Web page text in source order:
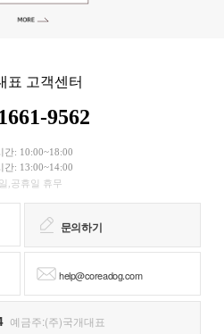
표 고객센터
1661-9562
간: 10:00~18:00
간: 13:00~14:00
,공휴일 휴무
문의하기
help@coreadog.com
예금주:(주)국개대표